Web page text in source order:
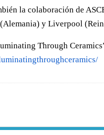
la colaboración de
y Liverpool
Through